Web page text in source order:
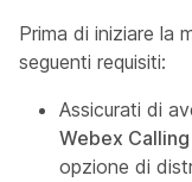
Prima di iniziare la
seguenti requisiti:
Assicurati di
Webex
opzione di